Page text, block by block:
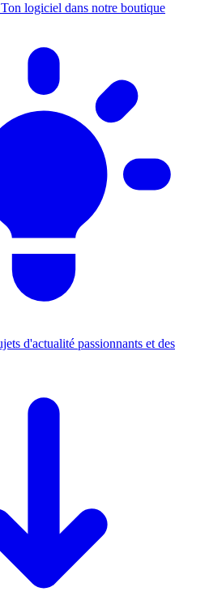
Ton logiciel dans notre boutique
d'actualité passionnants et des